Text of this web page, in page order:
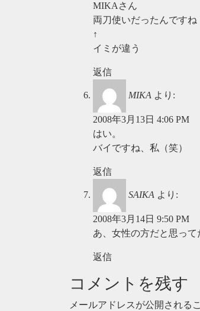
MIKAさん
両刀使いだったんですね
↑
イミが違う
返信
MIKA より:
2008年3月13日 4:06 PM
はい。
バイですね、私（笑）
返信
SAIKA より:
2008年3月14日 9:50 PM
あ、女性の方だと思って
返信
コメントを残す
メールアドレスが公開される